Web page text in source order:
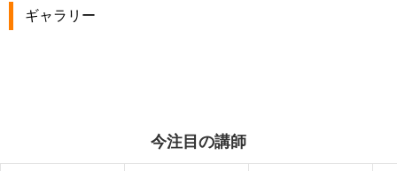
ギャラリー
今注目の講師